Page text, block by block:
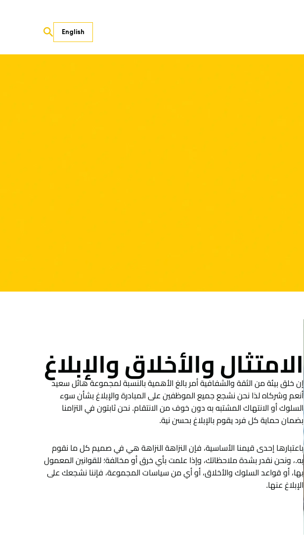
English
الامتثال والأخلاق والإبلاغ
إن خلق بيئة من الثقة والشفافية أمر بالغ الأهمية بالنسبة لمجموعة هائل سعيد
أنعم وشركاه لذا نحن نشجع جميع الموظفين على المبادرة والإبلاغ بشأن سوء
السلوك أو الانتهاك المشتبه به دون خوف من الانتقام. نحن ثابتون في التزامنا
بضمان حماية كل فرد يقوم بالإبلاغ بحسن نية.
باعتبارها إحدى قيمنا الأساسية، فإن النزاهة النزاهة هي في صميم كل ما نقوم
به.، ونحن نقدر بشدة ملاحظاتك، وإذا علمت بأي خرق أو مخالفة؛ للقوانين المعمول
بها، أو قواعد السلوك والأخلاق، أو أي من سياسات المجموعة، فإننا نشجعك على
الإبلاغ عنها.